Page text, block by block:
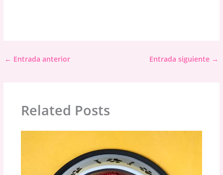
← Entrada anterior Entrada siguiente →
Related Posts